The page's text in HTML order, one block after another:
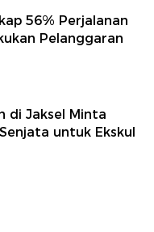
56% Perjalanan
Pelanggaran
di Jaksel Minta
untuk Ekskul